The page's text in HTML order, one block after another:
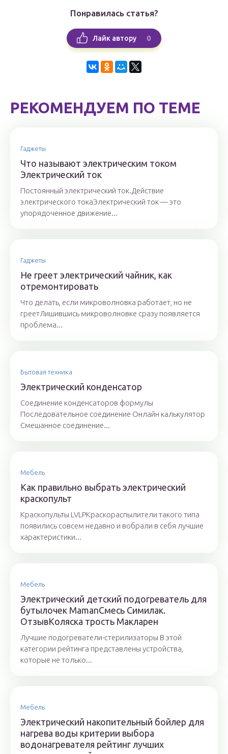
Понравилась статья?
Лайк автору 0
РЕКОМЕНДУЕМ ПО ТЕМЕ
Гаджеты
Что называют электрическим током
Электрический ток
Постоянный электрический ток.Действие
электрического токаЭлектрический ток — это
упорядоченное движение...
Гаджеты
Не греет электрический чайник, как
отремонтировать
Что делать, если микроволновка работает, но не
греетЛишившись микроволновке сразу появляется
проблема...
Бытовая техника
Электрический конденсатор
Соединение конденсаторов формулы
Последовательное соединение Онлайн калькулятор
Смешанное соединение...
Мебель
Как правильно выбрать электрический
краскопульт
Краскопульты LVLPКраскораспылители такого типа
появились совсем недавно и вобрали в себя лучшие
характеристики...
Мебель
Электрический детский подогреватель для
бутылочек MamanСмесь Симилак.
ОтзывКоляска трость Макларен
Лучшие подогреватели-стерилизаторы В этой
категории рейтинга представлены устройства,
которые не только...
Мебель
Электрический накопительный бойлер для
нагрева воды критерии выбора
водонагревателя рейтинг лучших